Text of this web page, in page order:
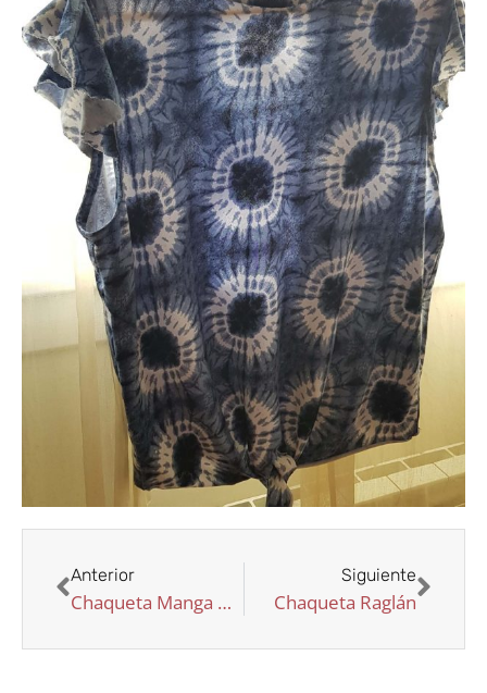
Anterior
Chaqueta Manga Raglán
Siguiente
Chaqueta Raglán